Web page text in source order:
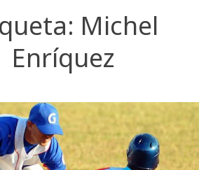
Michel
Enríquez